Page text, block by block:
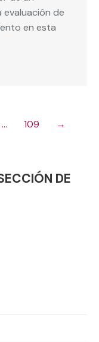
de
en esta
… 109 →
DE